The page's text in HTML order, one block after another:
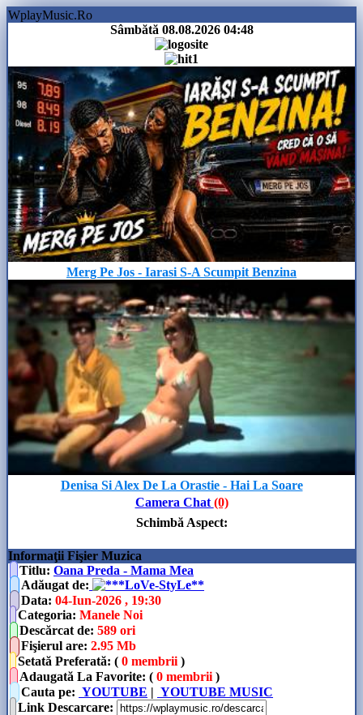
WplayMusic.Ro
Sâmbătă 08.08.2026 04:48
Merg Pe Jos - Iarasi S-A Scumpit Benzina
Denisa Si Alex De La Orastie - Hai La Soare
Camera Chat (0)
Schimbă Aspect:
Informaţii Fişier Muzica
Titlu: Oana Preda - Mama Mea
Adăugat de:
**LoVe-StyLe**
Data: 04-Iun-2026 , 19:30
Categoria: Manele Noi
Descărcat de: 589 ori
Fişierul are: 2.95 Mb
Setată Preferată: ( 0 membrii )
Adaugată La Favorite: ( 0 membrii )
Cauta pe: YOUTUBE | YOUTUBE MUSIC
Link Descarcare: